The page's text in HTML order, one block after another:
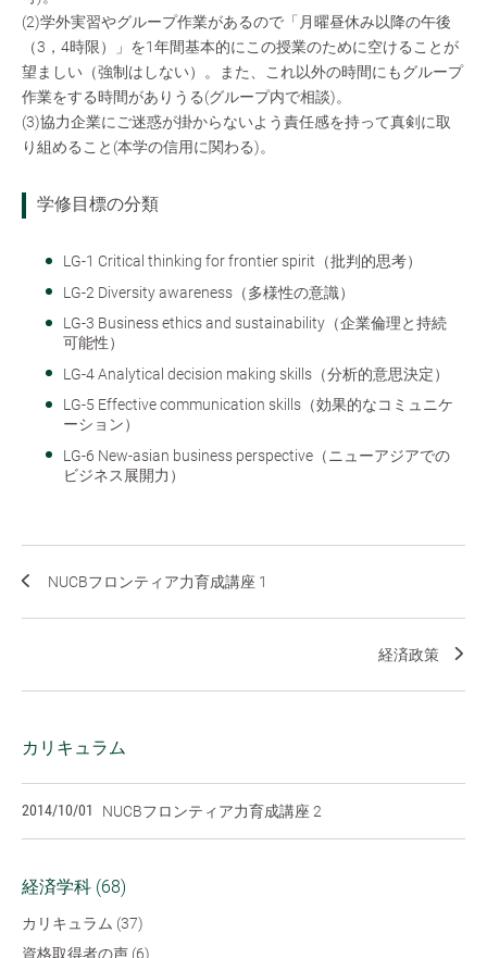
(2)学外実習やグループ作業があるので「月曜昼休み以降の午後
（3，4時限）」を1年間基本的にこの授業のために空けることが
望ましい（強制はしない）。また、これ以外の時間にもグループ
作業をする時間がありうる(グループ内で相談)。
(3)協力企業にご迷惑が掛からないよう責任感を持って真剣に取
り組めること(本学の信用に関わる)。
学修目標の分類
LG-1 Critical thinking for frontier spirit（批判的思考）
LG-2 Diversity awareness（多様性の意識）
LG-3 Business ethics and sustainability（企業倫理と持続
可能性）
LG-4 Analytical decision making skills（分析的意思決定）
LG-5 Effective communication skills（効果的なコミュニケ
ーション）
LG-6 New-asian business perspective（ニューアジアでの
ビジネス展開力）
NUCBフロンティア力育成講座 1
経済政策
カリキュラム
2014/10/01 NUCBフロンティア力育成講座 2
経済学科 (68)
カリキュラム (37)
資格取得者の声 (6)